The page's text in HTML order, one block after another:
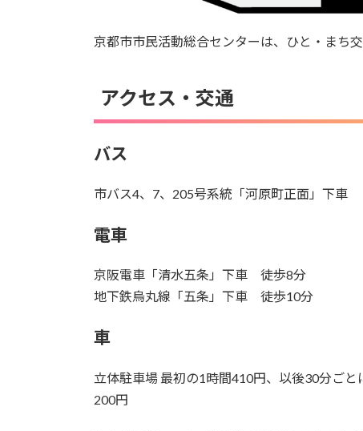
京都市市民活動総合センターは、ひと・まち交
アクセス・交通
バス
市バス4、7、205号系統「河原町正面」下車
電車
京阪電車「清水五条」下車 徒歩8分
地下鉄烏丸線「五条」下車 徒歩10分
車
立体駐車場 最初の1時間410円、以後30分ごと
200円